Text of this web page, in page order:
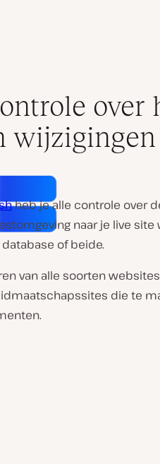
over
heb je alle controle over
naar je live
of beide.
van alle soorten
die te